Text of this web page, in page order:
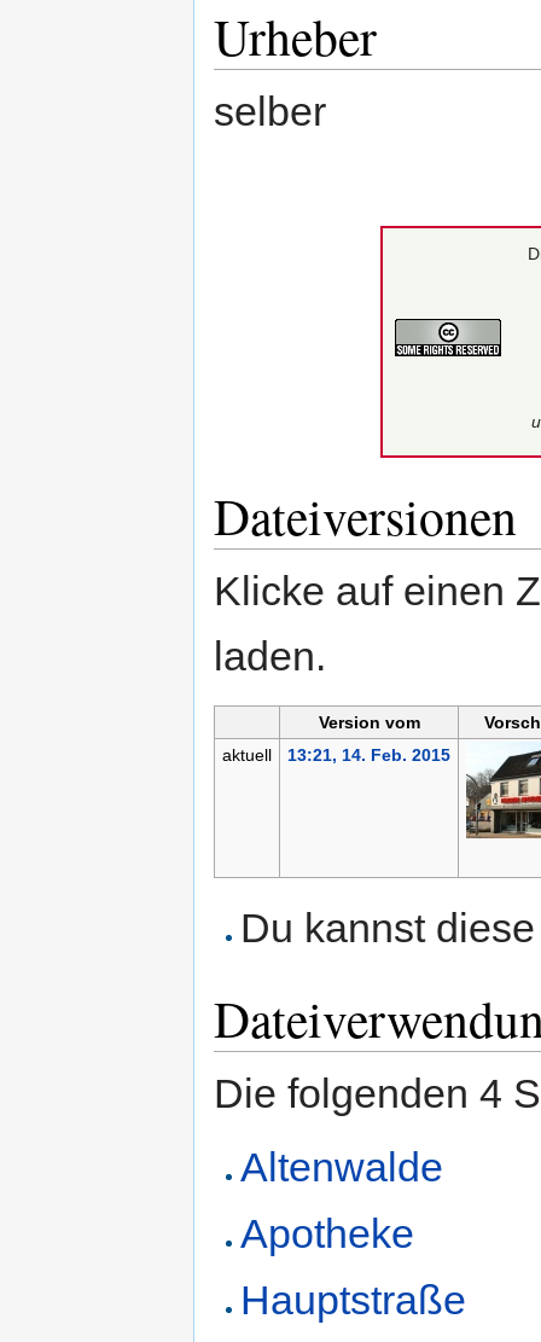
Urheber
selber
Dateiversionen
Klicke auf einen
laden.
Version vom
aktuell
13:21, 14. Feb. 2015
Du kannst
Die folgenden 4
Altenwalde
Apotheke
Hauptstraße